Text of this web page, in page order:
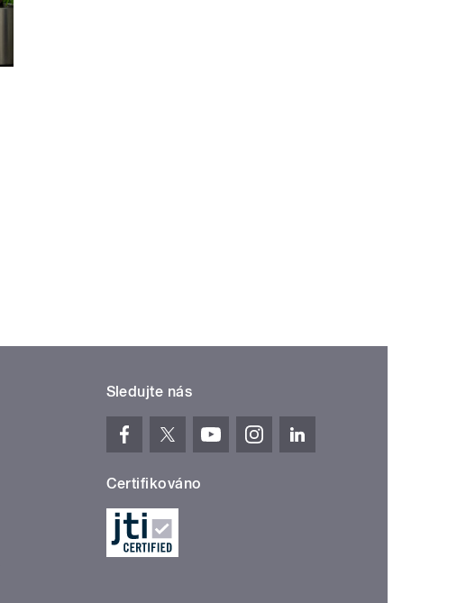
Sledujte nás
Certifikováno